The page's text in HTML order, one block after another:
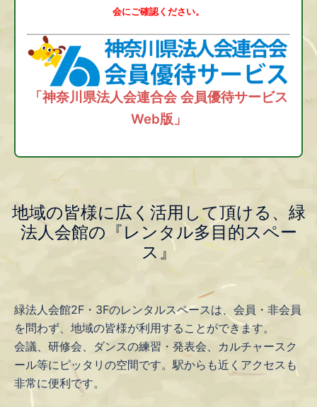
会にご確認ください。
「神奈川県法人会連合会 会員優待サービス
Web版」
地域の皆様に広く活用して頂ける、緑
法人会館の『レンタル多目的スペー
ス』
緑法人会館2F・3Fのレンタルスペースは、会員・非会員
を問わず、地域の皆様が利用することができます。
会議、研修会、ダンスの練習・発表会、カルチャースク
ール等にピッタリの空間です。駅からも近くアクセスも
非常に便利です。